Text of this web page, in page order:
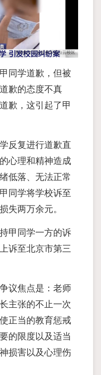
同学道歉，但被
歉的态度不真
歉，这引起了甲
反复进行道歉直
心理和精神造成
低落、无法正常
同学将学校诉至
失两万余元。
甲同学一方的诉
诉至北京市第三
议焦点是：老师
主张的不止一次
正当的教育惩戒
的限度以及适当
损害以及心理伤